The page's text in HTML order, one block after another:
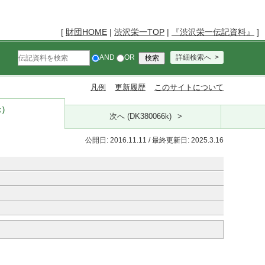
[ 財団HOME | 渋沢栄一TOP | 『渋沢栄一伝記資料』 ]
AND OR 詳細検索へ
凡例 更新履歴 このサイトについて
次へ (DK380066k)
公開日: 2016.11.11 / 最終更新日: 2025.3.16